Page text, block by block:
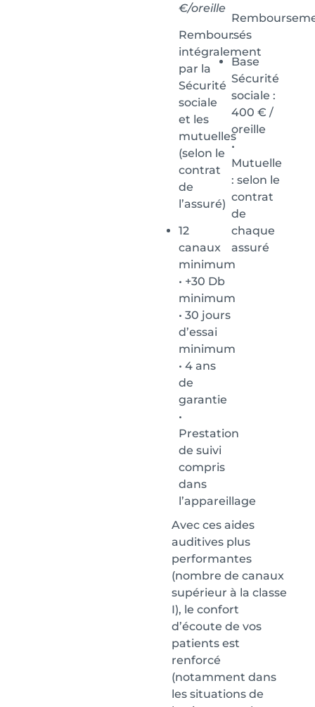
€/oreille
Remboursés
intégralement
par la
Sécurité
sociale
et les
mutuelles
(selon le
contrat
de
l’assuré)
12
canaux
minimum
• +30 Db
minimum
• 30 jours
d’essai
minimum
• 4 ans
de
garantie
•
Prestation
de suivi
compris
dans
l’appareillage
:
Base
Sécurité
sociale :
400 € /
oreille
•
Mutuelle
: selon le
contrat
de
chaque
assuré
Avec ces aides
auditives plus
performantes
(nombre de canaux
supérieur à la classe
I), le confort
d’écoute de vos
patients est
renforcé
(notamment dans
les situations de